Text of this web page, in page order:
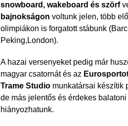
snowboard, wakeboard és szörf
bajnokságon voltunk jelen, több
olimpiákon is forgatott stábunk
Peking,London).
A hazai versenyeket pedig már
magyar csatornát és az
Trame Studio munkatársai készítik
de más jelentős és érdekes
hiányozhatunk.